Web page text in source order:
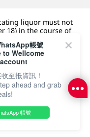
liquor must not
18) in the course of
年人 (18 歲以下人士)
Dairy Farm Company
帳號
to Wellcome
至抵資訊！
ahead and grab
帳號